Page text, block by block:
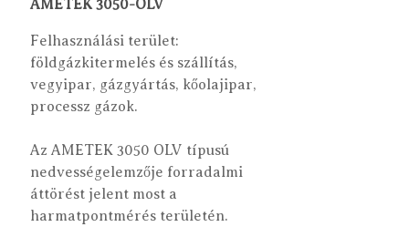
AMETEK 3050-OLV
Felhasználási terület:
földgázkitermelés és szállítás,
vegyipar, gázgyártás, kőolajipar,
processz gázok.
Az AMETEK 3050 OLV típusú
nedvességelemzője forradalmi
áttörést jelent most a
harmatpontmérés területén.